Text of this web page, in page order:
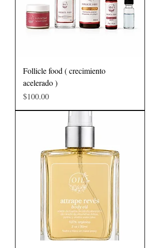
Follicle food ( crecimiento
acelerado )
Precio
$100.00